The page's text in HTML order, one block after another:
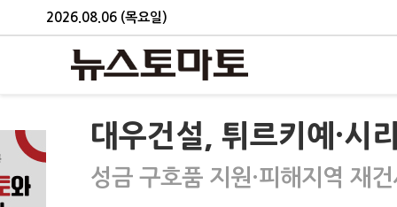
2026.08.06 (목요일)
대우건설, 튀르키예·시
성금 구호품 지원·피해지역 재